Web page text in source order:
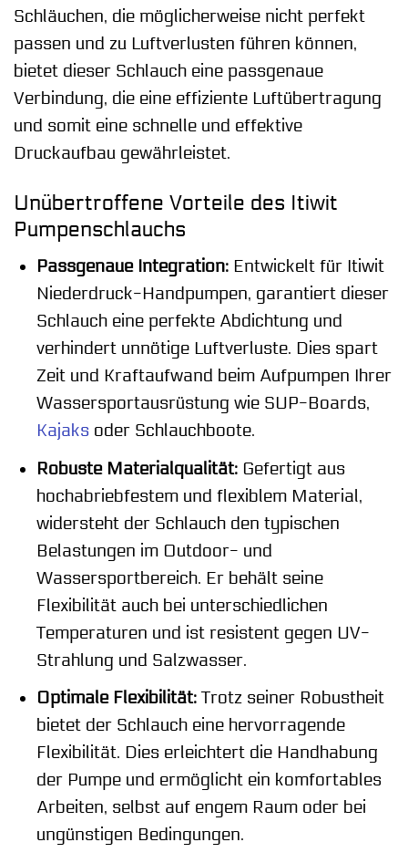
Schläuchen, die möglicherweise nicht perfekt
passen und zu Luftverlusten führen können,
bietet dieser Schlauch eine passgenaue
Verbindung, die eine effiziente Luftübertragung
und somit eine schnelle und effektive
Druckaufbau gewährleistet.
Unübertroffene Vorteile des Itiwit
Pumpenschlauchs
Passgenaue Integration:Entwickelt für Itiwit
Niederdruck-Handpumpen, garantiert dieser
Schlauch eine perfekte Abdichtung und
verhindert unnötige Luftverluste. Dies spart
Zeit und Kraftaufwand beim Aufpumpen Ihrer
Wassersportausrüstung wie SUP-Boards,
Kajaks oder Schlauchboote.
Robuste Materialqualität:Gefertigt aus
hochabriebfestem und flexiblem Material,
widersteht der Schlauch den typischen
Belastungen im Outdoor- und
Wassersportbereich. Er behält seine
Flexibilität auch bei unterschiedlichen
Temperaturen und ist resistent gegen UV-
Strahlung und Salzwasser.
Optimale Flexibilität:Trotz seiner Robustheit
bietet der Schlauch eine hervorragende
Flexibilität. Dies erleichtert die Handhabung
der Pumpe und ermöglicht ein komfortables
Arbeiten, selbst auf engem Raum oder bei
ungünstigen Bedingungen.